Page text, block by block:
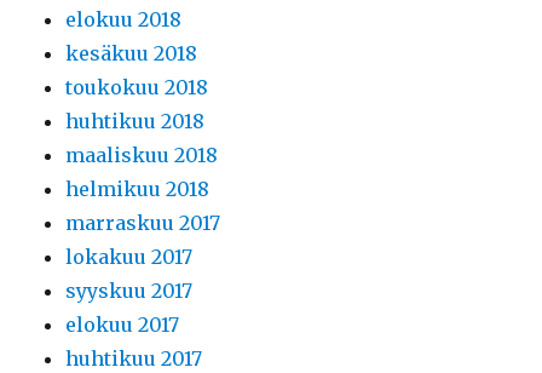
elokuu 2018
kesäkuu 2018
toukokuu 2018
huhtikuu 2018
maaliskuu 2018
helmikuu 2018
marraskuu 2017
lokakuu 2017
syyskuu 2017
elokuu 2017
huhtikuu 2017